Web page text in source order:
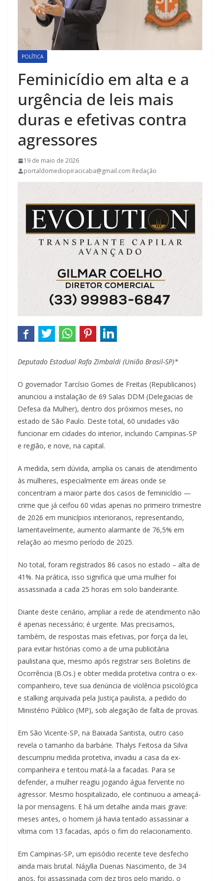
POLÍTICA
Feminicídio em alta e a
urgência de leis mais
duras e efetivas contra
agressores
19 de maio de 2026
portaldomediopiracicaba@gmail.com Redação
Deputado Estadual Rafa Zimbaldi (União Brasil-SP)*
O governador Tarcísio Gomes de Freitas (Republicanos)
anunciou a instalação de 69 Salas DDM (Delegacias de
Defesa da Mulher), dentro dos próximos meses, no
estado de São Paulo. Deste total, 60 unidades vão
funcionar em cidades do interior, incluindo Campinas-SP
e região, e nove, na capital.
A medida, sem dúvida, amplia os canais de atendimento
às mulheres, especialmente em áreas onde se
concentram a maior parte dos casos de feminicídio —
crime que já ceifou 60 vidas apenas no primeiro trimestre
de 2026 em municípios interioranos, representando,
lamentavelmente, aumento alarmante de 76,5% em
relação ao mesmo período de 2025.
No total, foram registrados 86 casos no estado – alta de
41%. Na prática, isso significa que uma mulher foi
assassinada a cada 25 horas em solo bandeirante.
Diante deste cenário, ampliar a rede de atendimento não
é apenas necessário; é urgente. Mas precisamos,
também, de respostas mais efetivas, por força da lei,
para evitar histórias como a de uma publicitária
paulistana que, mesmo após registrar seis Boletins de
Ocorrência (B.Os.) e obter medida protetiva contra o ex-
companheiro, teve sua denúncia de violência psicológica
e stalking arquivada pela Justiça paulista, a pedido do
Ministério Público (MP), sob alegação de falta de provas.
Em São Vicente-SP, na Baixada Santista, outro caso
revela o tamanho da barbárie. Thalys Feitosa da Silva
descumpriu medida protetiva, invadiu a casa da ex-
companheira e tentou matá-la a facadas. Para se
defender, a mulher reagiu jogando água fervente no
agressor. Mesmo hospitalizado, ele continuou a ameaçá-
la por mensagens. E há um detalhe ainda mais grave:
meses antes, o homem já havia tentado assassinar a
vítima com 13 facadas, após o fim do relacionamento.
Em Campinas-SP, um episódio recente teve desfecho
ainda mais brutal. Nájylla Duenas Nascimento, de 34
anos, foi assassinada com dez tiros pelo marido, o